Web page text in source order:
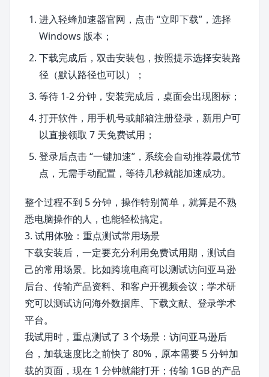
进入轻蜂加速器官网，点击 “立即下载”，选择
Windows 版本；
下载完成后，双击安装包，按照提示选择安装路
径（默认路径也可以）；
等待 1-2 分钟，安装完成后，桌面会出现图标；
打开软件，用手机号或邮箱注册登录，新用户可
以直接领取 7 天免费试用；
登录后点击 “一键加速”，系统会自动推荐最优节
点，无需手动配置，等待几秒就能加速成功。
整个过程不到 5 分钟，操作特别简单，就算是不熟
悉电脑操作的人，也能轻松搞定。
3. 试用体验：重点测试常用场景
下载安装后，一定要充分利用免费试用期，测试自
己的常用场景。比如跨境电商可以测试访问亚马逊
后台、传输产品资料、和客户开视频会议；学术研
究可以测试访问海外数据库、下载文献、登录学术
平台。
我试用时，重点测试了 3 个场景：访问亚马逊后
台，加载速度比之前快了 80%，原本需要 5 分钟加
载的页面，现在 1 分钟就能打开；传输 1GB 的产品